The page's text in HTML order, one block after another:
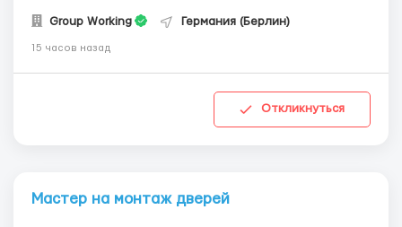
Group Working Германия (Берлин)
15 часов назад
Откликнуться
Мастер на монтаж дверей